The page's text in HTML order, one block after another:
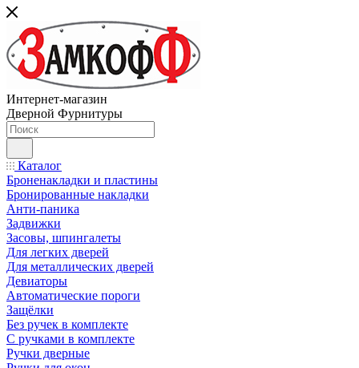
Интернет-магазин
Дверной Фурнитуры
Каталог
Броненакладки и пластины
Бронированные накладки
Анти-паника
Задвижки
Засовы, шпингалеты
Для легких дверей
Для металлических дверей
Девиаторы
Автоматические пороги
Защёлки
Без ручек в комплекте
С ручками в комплекте
Ручки дверные